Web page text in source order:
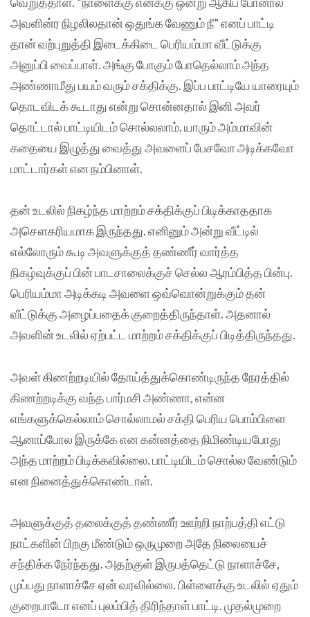
அவளின்ர நிழலிலதான் ஒதுங்க வேணும் நீ” எனப் பாட்டி
தான் வற்புறுத்தி இடைக்கிடை பெரியம்மா வீட்டுக்கு
அனுப்பி வைப்பாள். அங்கு போகும் போதெல்லாம் அந்த
அண்ணாமீது பயம் வரும் சக்திக்கு. இப்ப பாட்டியே யாரையும்
தொடவிடக் கூடாது என்று சொன்னதால் இனி அவர்
தொட்டால் பாட்டியிடம் சொல்லலாம். யாரும் அம்மாவின்
கதையை இழுத்து வைத்து அவளைப் பேசவோ அடிக்கவோ
மாட்டார்கள் என நம்பினாள்.
தன் உடலில் நிகழ்ந்த மாற்றம் சக்திக்குப் பிடிக்காததாக
அசௌகரியமாக இருந்தது. எனினும் அன்று வீட்டில்
எல்லோரும் கூடி அவளுக்குத் தண்ணீர் வார்த்த
நிகழ்வுக்குப் பின் பாடசாலைக்குச் செல்ல ஆரம்பித்த பின்பு.
பெரியம்மா அடிக்கடி அவளை ஒவ்வொன்றுக்கும் தன்
வீட்டுக்கு அழைப்பதைக் குறைத்திருந்தாள். அதனால்
அவளின் உடலில் ஏற்பட்ட மாற்றம் சக்திக்குப் பிடித்திருந்தது.
அவள் கிணற்றடியில் தோய்த்துக்கொண்டிருந்த நேரத்தில்
கிணற்றடிக்கு வந்த பார்மசி அண்ணா, என்ன
எங்களுக்கெல்லாம் சொல்லாமல் சக்தி பெரிய பொம்பிளை
ஆனாப்போல இருக்கே என கன்னத்தை நிமிண்டியபோது
அந்த மாற்றம் பிடிக்கவில்லை. பாட்டியிடம் சொல்ல வேண்டும்
என நினைத்துக்கொண்டாள்.
அவளுக்குத் தலைக்குத் தண்ணீர் ஊற்றி நாற்பத்தி எட்டு
நாட்களின் பிறகு மீண்டும் ஒருமுறை அதே நிலையைச்
சந்திக்க நேர்ந்தது. அதற்குள் இருபத்தெட்டு நாளாச்சே,
முப்பது நாளாச்சே ஏன் வரவில்லை. பிள்ளைக்கு உடலில் ஏதும்
குறைபாடோ எனப் புலம்பித் திரிந்தாள் பாட்டி. முதல்முறை